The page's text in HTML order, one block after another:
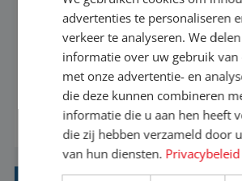
Heb jij een passie voor reizen en
naar de mooiste plekken van de
Dan is de basis goed. Zie je het als
om anderen te inspireren en
het samenstellen en boeken van
vakantie en is verkopen je tweede
deze onderdelen zijn nu samen
BEKIJK VACATURE
advertenties te personaliseren
verkeer te analyseren. We
informatie over uw gebruik van
met onze advertentie- en
die deze kunnen combineren
informatie die u aan hen heeft
die zij hebben verzameld door
van hun diensten. Privacybeleid